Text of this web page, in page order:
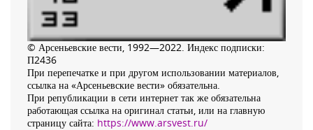
© Арсеньевские вести, 1992—2022. Индекс подписки:
П2436
При перепечатке и при другом использовании материалов,
ссылка на «Арсеньевские вести» обязательна.
При републикации в сети интернет так же обязательна
работающая ссылка на оригинал статьи, или на главную
страницу сайта: https://www.arsvest.ru/